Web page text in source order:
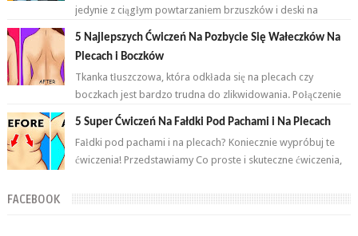
jedynie z ciągłym powtarzaniem brzuszków i deski na
przemian. Brzuch to nie jeden...
5 Najlepszych Ćwiczeń Na Pozbycie Się Wałeczków Na
Plecach i Boczków
Tkanka tłuszczowa, która odkłada się na plecach czy
boczkach jest bardzo trudna do zlikwidowania. Połączenie
odpowiednich ćwiczeń oraz ...
5 Super Ćwiczeń Na Fałdki Pod Pachami i Na Plecach
Fałdki pod pachami i na plecach? Koniecznie wypróbuj te
ćwiczenia! Przedstawiamy Co proste i skuteczne ćwiczenia,
FACEBOOK